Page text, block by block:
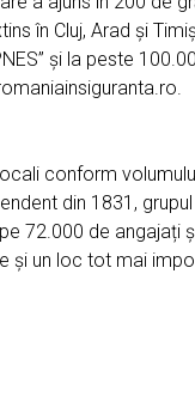
în Cluj, Arad și
și la peste
conform
din 1831,
72.000 de angajați
și un loc tot mai